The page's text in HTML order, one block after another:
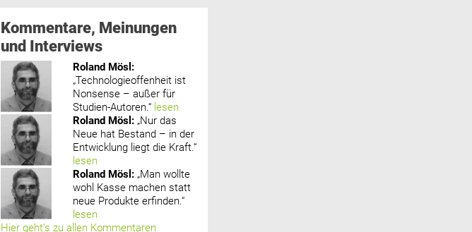
Kommentare, Meinungen
und Interviews
Roland Mösl :
„Technologieoffenheit ist
Nonsense – außer für
Studien-Autoren.“ lesen
Roland Mösl : „Nur das
Neue hat Bestand – in der
Entwicklung liegt die Kraft.“
lesen
Roland Mösl : „Man wollte
wohl Kasse machen statt
neue Produkte erfinden.“
lesen
Hier geht’s zu allen Kommentaren